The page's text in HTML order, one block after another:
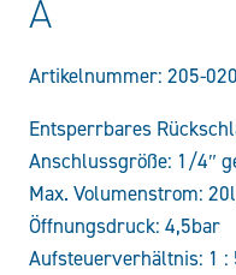
A
Artikelnummer: 205-
Entsperrbares
Anschlussgröße: 1/4″
Max. Volumenstrom:
Öffnungsdruck: 4,5bar
Aufsteuerverhältnis: 1 :